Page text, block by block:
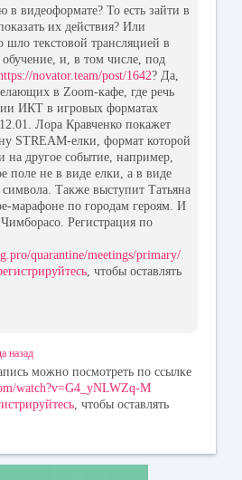
видеоформате? То есть зайти в
их действия? Или
шло текстовой трансляцией в
и, в том числе, под
novator.team/post/1642? Да,
в Zoom-кафе, где речь
ИКТ в игровых форматах
Лора Кравченко покажет
STREAM-елки, формат которой
другое событие, например,
поле не в виде елки, а в виде
символа. Также выступит Татьяна
марафоне по городам героям. И
Регистрация по
quarantine/meetings/primary/
, чтобы оставлять
назад
можно посмотреть по ссылке
watch?v=G4_yNLWZq-M
, чтобы оставлять